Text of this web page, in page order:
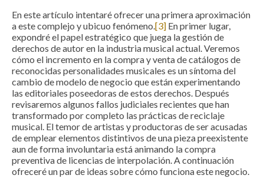
En este artículo intentaré ofrecer una primera aproximación
a este complejo y ubicuo fenómeno. [3] En primer lugar,
expondré el papel estratégico que juega la gestión de
derechos de autor en la industria musical actual. Veremos
cómo el incremento en la compra y venta de catálogos de
reconocidas personalidades musicales es un síntoma del
cambio de modelo de negocio que están experimentando
las editoriales poseedoras de estos derechos. Después
revisaremos algunos fallos judiciales recientes que han
transformado por completo las prácticas de reciclaje
musical. El temor de artistas y productoras de ser acusadas
de emplear elementos distintivos de una pieza preexistente
aun de forma involuntaria está animando la compra
preventiva de licencias de interpolación. A continuación
ofreceré un par de ideas sobre cómo funciona este negocio.